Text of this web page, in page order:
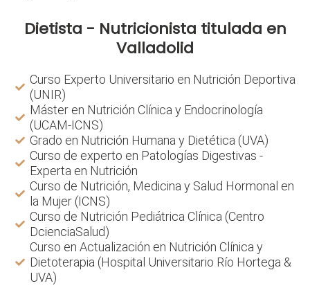
Dietista - Nutricionista titulada en
Valladolid
Curso Experto Universitario en Nutrición Deportiva
(UNIR)
Máster en Nutrición Clínica y Endocrinología
(UCAM-ICNS)
Grado en Nutrición Humana y Dietética (UVA)
Curso de experto en Patologías Digestivas -
Experta en Nutrición
Curso de Nutrición, Medicina y Salud Hormonal en
la Mujer (ICNS)
Curso de Nutrición Pediátrica Clínica (Centro
DcienciaSalud)
Curso en Actualización en Nutrición Clínica y
Dietoterapia (Hospital Universitario Río Hortega &
UVA)